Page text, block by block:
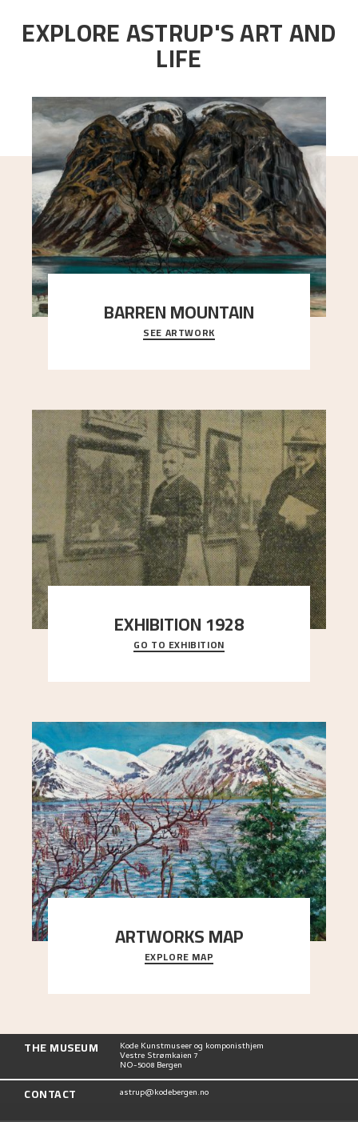
EXPLORE ASTRUP'S ART AND
LIFE
BARREN MOUNTAIN
A looming mountain dominates the picture plane
here, and stands in stark contrast to the slende
SEE ARTWORK
EXHIBITION 1928
When Astrup died in 1928, his friends Moritz Kaland
Simon Thorbjørnsen at the Art Society took
GO TO EXHIBITION
ARTWORKS MAP
Explore the locations and viewpoints in Astrup's
art.
EXPLORE MAP
THE MUSEUM Kode Kunstmuseer og komponisthjem
Vestre Strømkaien 7
NO-5008 Bergen
CONTACT astrup@kodebergen.no